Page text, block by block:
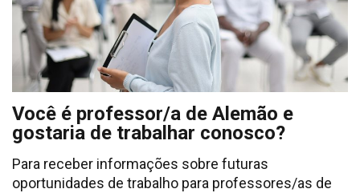
Você é professor/a de Alemão e
gostaria de trabalhar conosco?
Para receber informações sobre futuras
oportunidades de trabalho para professores/as de